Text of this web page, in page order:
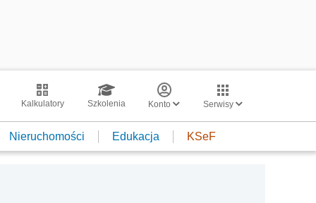
Kalkulatory Szkolenia Konto Serwisy
Nieruchomości Edukacja KSeF